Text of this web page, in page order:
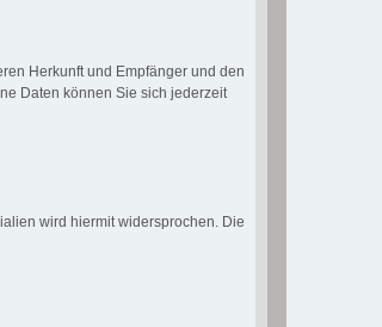
Herkunft und Empfänger und den
Daten können Sie sich jederzeit
wird hiermit widersprochen. Die